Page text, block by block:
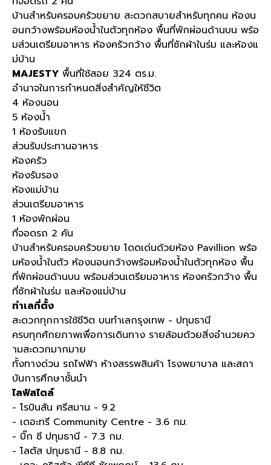
บ้านสำหรับครอบครัวขยาย สะดวกสบายสำหรับทุกคน ห้องน
อนกว้างพร้อมห้องน้ำในตัวทุกห้อง พื้นที่พักผ่อนด้านบน พร้อ
มส่วนเตรียมอาหาร ห้องครัวกว้าง พื้นที่ซักผ้าในร่ม และห้องแ
ม่บ้าน
MAJESTY พื้นที่ใช้สอย 324 ตร.ม.
อำนาจในการกำหนดสิ่งสำคัญให้ชีวิต​
4 ห้องนอน
5 ห้องน้ำ
1 ห้องรับแขก
ส่วนรับประทานอาหาร
ห้องครัว
ห้องรับรอง
ห้องแม่บ้าน
ส่วนเตรียมอาหาร
1 ห้องพักผ่อน
ที่จอดรถ 2 คัน
บ้านสำหรับครอบครัวขยาย โดดเด่นด้วยห้อง Pavillion พร้อ
มห้องน้ำในตัว ห้องนอนกว้างพร้อมห้องน้ำในตัวทุกห้อง พื้น
ที่พักผ่อนด้านบน พร้อมส่วนเตรียมอาหาร ห้องครัวกว้าง พื้น
ที่ซักผ้าในร่ม และห้องแม่บ้าน
ทำเลที่ตั้ง
สะดวกทุกการใช้ชีวิต บนทำเลกรุงเทพ - ปทุมธานี​
ครบทุกศักยภาพเพื่อการเดินทาง รายล้อมด้วยสิ่งอำนวยคว
ามสะดวกมากมาย​
ทั้งทางด่วน รถไฟฟ้า ห้างสรรพสินค้า โรงพยาบาล และสถา
บันการศึกษาชั้นนำ​
ไลฟ์สไตล์
- โรบินสัน ศรีสมาน - 9.2
- เดอะทรี Community Centre - 3.6 กม.
- บิ๊ก ซี ปทุมธานี - 7.3 กม.
- โลตัส ปทุมธานี - 8.8 กม.